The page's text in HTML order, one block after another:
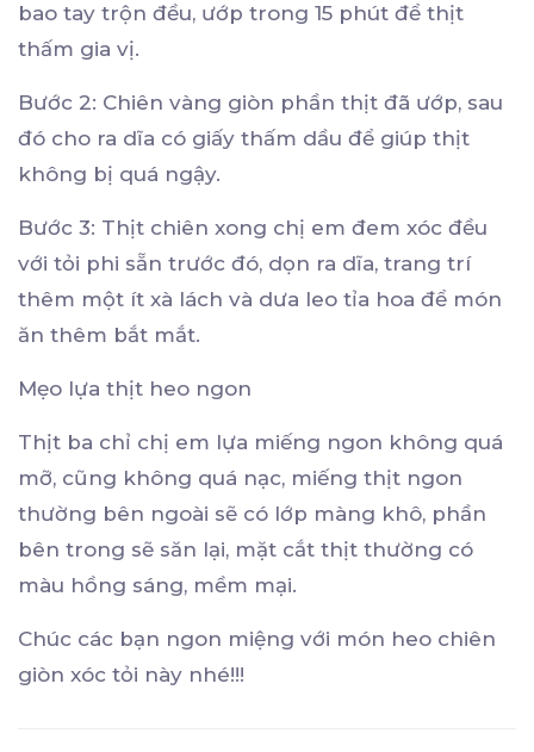
bao tay trộn đều, ướp trong 15 phút để thịt
thấm gia vị.
Bước 2: Chiên vàng giòn phần thịt đã ướp, sau
đó cho ra dĩa có giấy thấm dầu để giúp thịt
không bị quá ngậy.
Bước 3: Thịt chiên xong chị em đem xóc đều
với tỏi phi sẵn trước đó, dọn ra dĩa, trang trí
thêm một ít xà lách và dưa leo tỉa hoa để món
ăn thêm bắt mắt.
Mẹo lựa thịt heo ngon
Thịt ba chỉ chị em lựa miếng ngon không quá
mỡ, cũng không quá nạc, miếng thịt ngon
thường bên ngoài sẽ có lớp màng khô, phần
bên trong sẽ săn lại, mặt cắt thịt thường có
màu hồng sáng, mềm mại.
Chúc các bạn ngon miệng với món heo chiên
giòn xóc tỏi này nhé!!!